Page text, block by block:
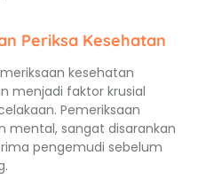
Periksa Kesehatan
kesehatan
menjadi faktor krusial
Pemeriksaan
mental, sangat disarankan
pengemudi sebelum